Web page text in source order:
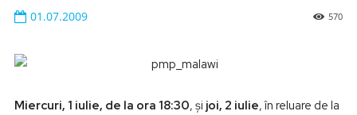
570
01.07.2009
Miercuri, 1 iulie, de la ora 18:30, şi joi, 2 iulie, în reluare de la